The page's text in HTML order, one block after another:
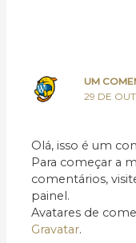
UM
29 DE
Olá, isso é um
Para começar a
comentários,
painel.
Avatares de
Gravatar.